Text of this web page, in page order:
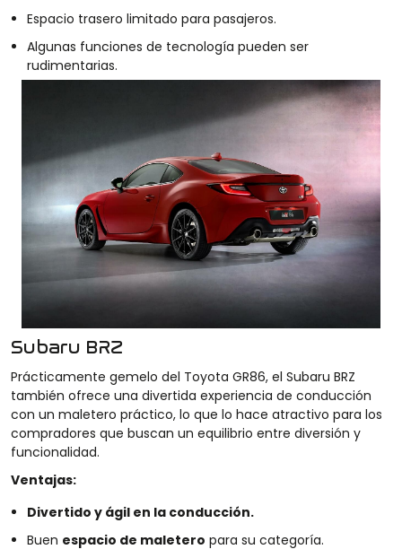
Espacio trasero limitado para pasajeros.
Algunas funciones de tecnología pueden ser
rudimentarias.
Subaru BRZ
Prácticamente gemelo del Toyota GR86, el Subaru BRZ
también ofrece una divertida experiencia de conducción
con un maletero práctico, lo que lo hace atractivo para los
compradores que buscan un equilibrio entre diversión y
funcionalidad.
Ventajas:
Divertido y ágil en la conducción.
Buen espacio de maletero para su categoría.